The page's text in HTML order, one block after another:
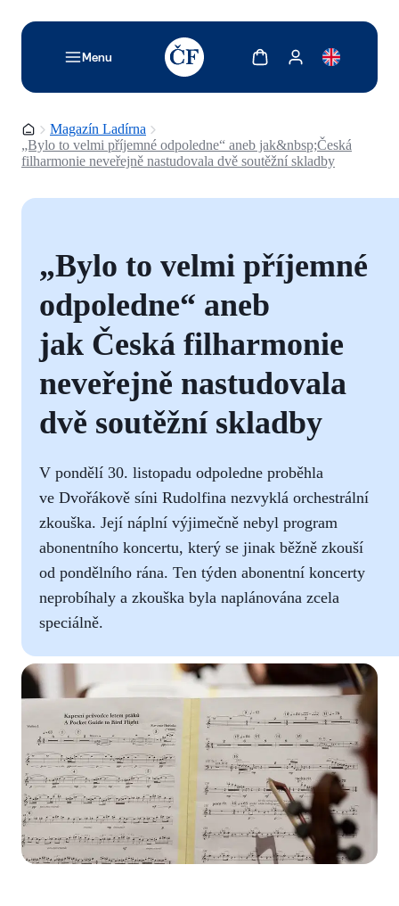
Menu
TODO: Add description for reader
Zobrazit košíkZobrazit můj účet
Domovská stránka
Magazín Ladírna
„Bylo to velmi příjemné odpoledne“ aneb jak&nbsp;Česká
filharmonie neveřejně nastudovala dvě soutěžní skladby
„Bylo to velmi příjemné
odpoledne“ aneb
jak Česká filharmonie
neveřejně nastudovala
dvě soutěžní skladby
V pondělí 30. listopadu odpoledne proběhla
ve Dvořákově síni Rudolfina nezvyklá orchestrální
zkouška. Její náplní výjimečně nebyl program
abonentního koncertu, který se jinak běžně zkouší
od pondělního rána. Ten týden abonentní koncerty
neprobíhaly a zkouška byla naplánována zcela
speciálně.